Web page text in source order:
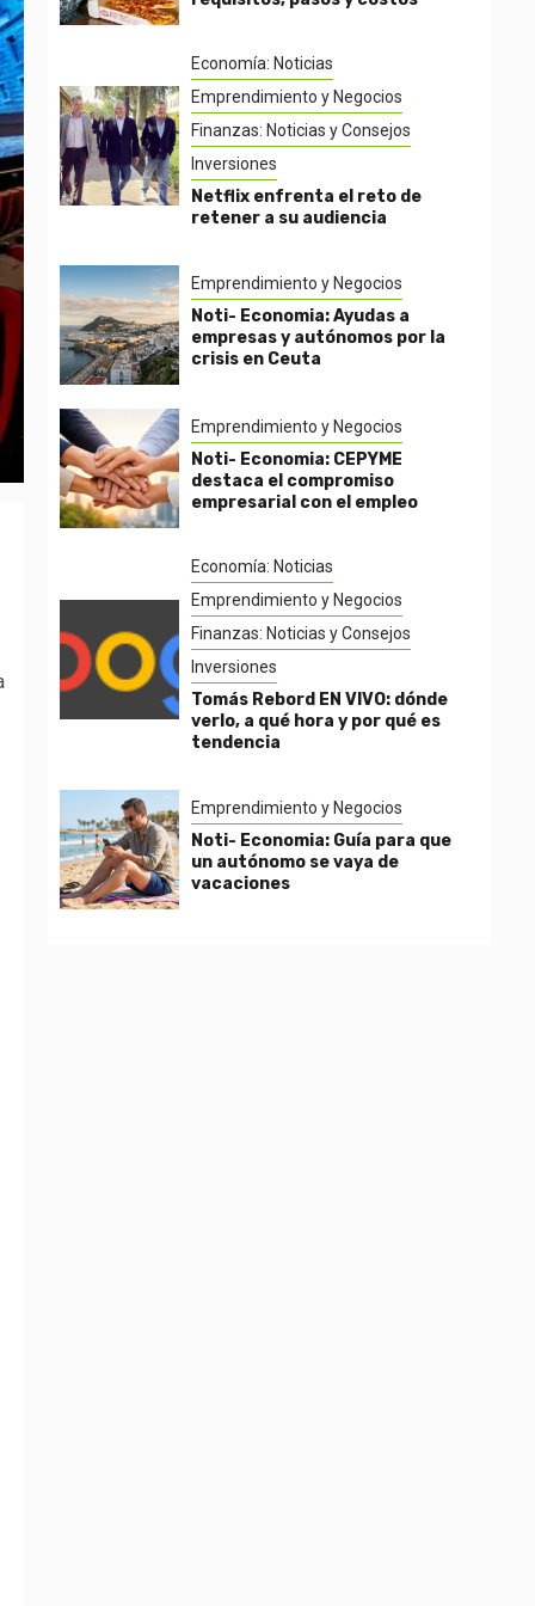
Economía: Noticias
Emprendimiento y Negocios
Finanzas: Noticias y Consejos
Inversiones
Netflix enfrenta el reto de
retener a su audiencia
Emprendimiento y Negocios
Noti- Economia: Ayudas a
empresas y autónomos por la
crisis en Ceuta
Emprendimiento y Negocios
Noti- Economia: CEPYME
destaca el compromiso
empresarial con el empleo
Economía: Noticias
Emprendimiento y Negocios
Finanzas: Noticias y Consejos
Inversiones
Tomás Rebord EN VIVO: dónde
verlo, a qué hora y por qué es
tendencia
Emprendimiento y Negocios
Noti- Economia: Guía para que
un autónomo se vaya de
vacaciones